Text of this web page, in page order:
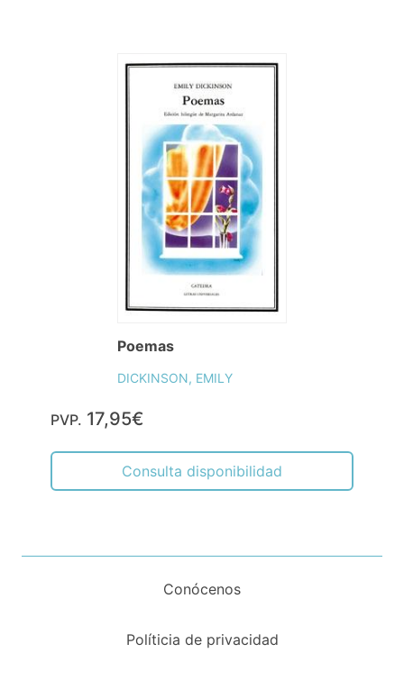
Poemas
DICKINSON, EMILY
PVP. 17,95€
Consulta disponibilidad
Conócenos
Políticia de privacidad